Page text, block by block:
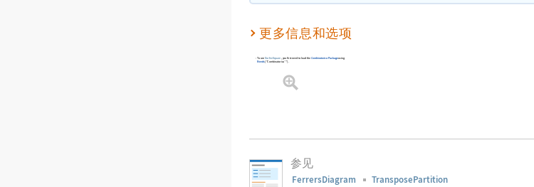
更多信息和选项
To use DurfeeSquare , you first need to load theCombinatorica Packageusing
Needs "Combinatorica`" .
参见
FerrersDiagram TransposePartition